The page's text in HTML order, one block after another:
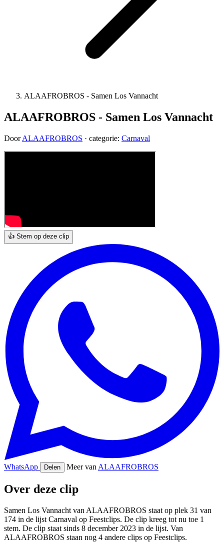
ALAAFROBROS - Samen Los Vannacht
ALAAFROBROS - Samen Los Vannacht
DoorALAAFROBROS · categorie: Carnaval
👍 Stem op deze clip
WhatsApp Delen Meer van ALAAFROBROS
Over deze clip
Samen Los Vannacht van ALAAFROBROS staat op plek 31 van
174 in de lijst Carnaval op Feestclips. De clip kreeg tot nu toe 1
stem. De clip staat sinds 8 december 2023 in de lijst. Van
ALAAFROBROS staan nog 4 andere clips op Feestclips.